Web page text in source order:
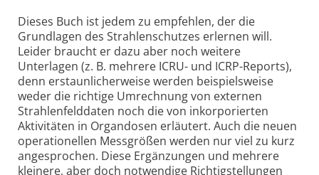
Dieses Buch ist jedem zu empfehlen, der die
Grundlagen des Strahlenschutzes erlernen will.
Leider braucht er dazu aber noch weitere
Unterlagen (z. B. mehrere ICRU- und ICRP-Reports),
denn erstaunlicherweise werden beispielsweise
weder die richtige Umrechnung von externen
Strahlenfelddaten noch die von inkorporierten
Aktivitäten in Organdosen erläutert. Auch die neuen
operationellen Messgrößen werden nur viel zu kurz
angesprochen. Diese Ergänzungen und mehrere
kleinere, aber doch notwendige Richtigstellungen